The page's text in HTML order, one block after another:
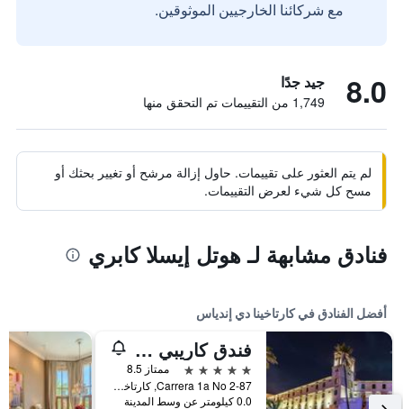
مع شركائنا الخارجيين الموثوقين.
8.0 جيد جدًا
1,749 من التقييمات تم التحقق منها
لم يتم العثور على تقييمات. حاول إزالة مرشح أو تغيير بحثك أو
مسح كل شيء لعرض التقييمات.
فنادق مشابهة لـ هوتل إيسلا كابري
أفضل الفنادق في كارتاخينا دي إندياس
فندق كاريبي باي فاراندا جراند، وهو عضو في مجموعة راديسون إندفيدوالز
5 نجوم
ممتاز 8.5
Carrera 1a No 2-87, كارتاخينا دي إندياس, كولومبيا
0.0 كيلومتر عن وسط المدينة